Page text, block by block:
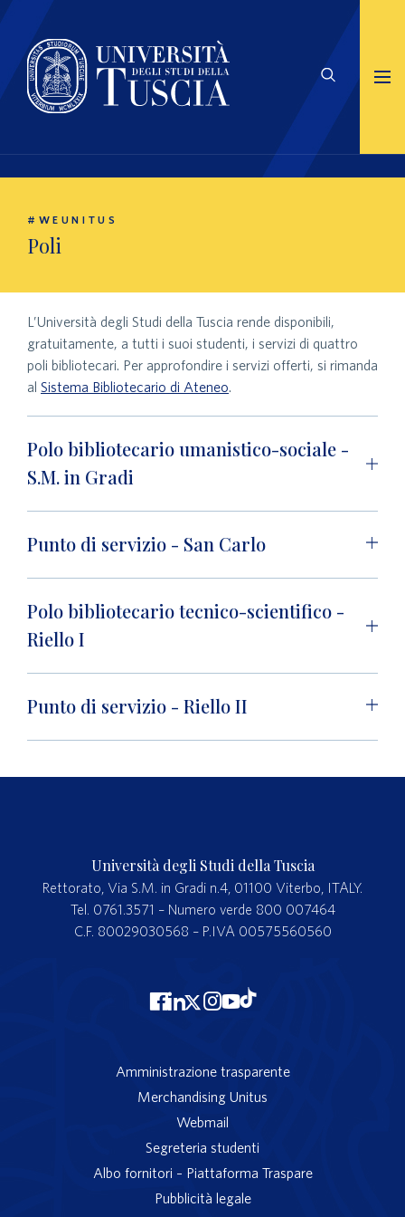
#WEUNITUS
Poli
L’Università degli Studi della Tuscia rende disponibili,
gratuitamente, a tutti i suoi studenti, i servizi di quattro
poli bibliotecari. Per approfondire i servizi offerti, si rimanda
al Sistema Bibliotecario di Ateneo.
Polo bibliotecario umanistico-sociale -
S.M. in Gradi
Punto di servizio - San Carlo
Polo bibliotecario tecnico-scientifico -
Riello I
Punto di servizio - Riello II
Università degli Studi della Tuscia
Rettorato, Via S.M. in Gradi n.4, 01100 Viterbo, ITALY.
Tel. 0761.3571 – Numero verde 800 007464
C.F. 80029030568 – P.IVA 00575560560
Amministrazione trasparente
Merchandising Unitus
Webmail
Segreteria studenti
Albo fornitori – Piattaforma Traspare
Pubblicità legale